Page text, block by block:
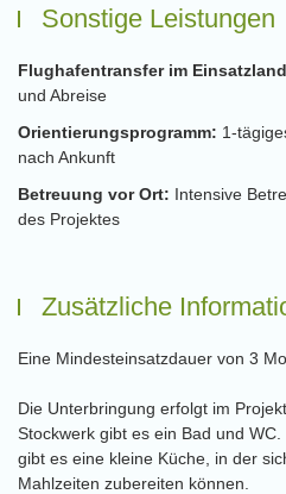
Sonstige Leistungen
Flughafentransfer im
und Abreise
Orientierungsprogramm: 1-
nach Ankunft
Betreuung vor Ort: Intensive
des Projektes
Zusätzliche
Eine Mindesteinsatzdauer von 3
Die Unterbringung erfolgt im
Stockwerk gibt es ein Bad und
gibt es eine kleine Küche, in der
Mahlzeiten zubereiten können.